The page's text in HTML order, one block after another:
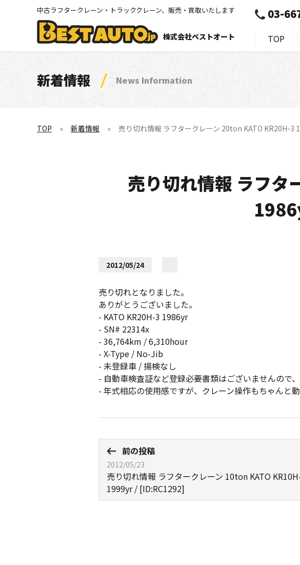
中古ラフタークレーン・トラッククレーン、販売・買取いたします
株式会社ベストオート TOP
03-
新着情報 News Information
TOP 新着情報 売り切れ情報 ラフタークレーン 20ton KATO KR20H-3
売り切れ情報 ラフ
2012/05/24
売り切れとなりました。
ありがとうございました。
- KATO KR20H-3 1986yr
- SN# 22314x
- 36,764km / 6,310hour
- X-Type / No-Jib
- 未登録車 / 揚検なし
- 自動車検査証など登録必要書類はございませんので、
- 年式相応の使用感ですが、クレーン操作もちゃんと動
前の投稿
2012/05/23
売り切れ情報 ラフタークレーン 10ton KATO
1999yr / [ID:RC1292]